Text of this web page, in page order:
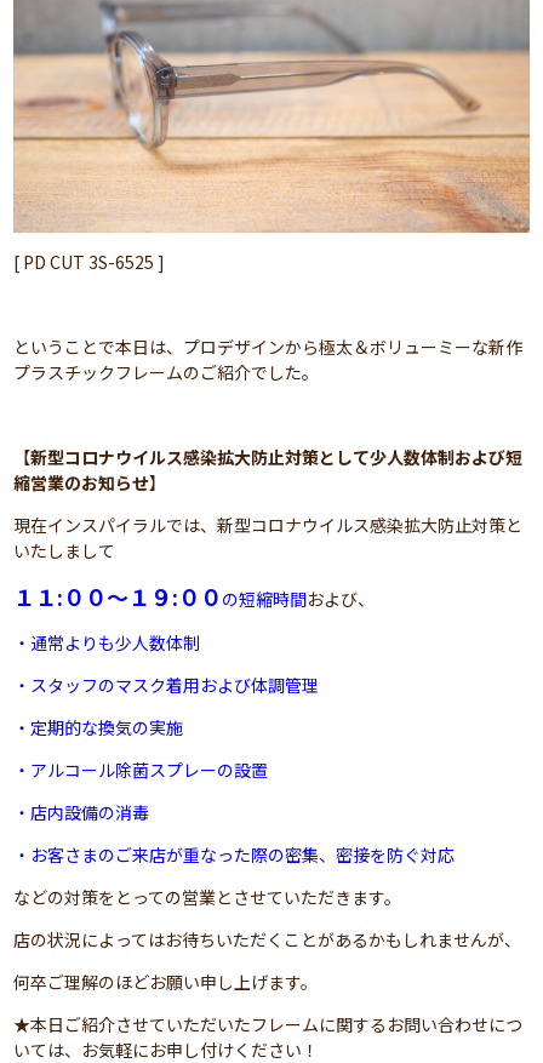
[ PD CUT 3S-6525 ]
ということで本日は、プロデザインから極太＆ボリューミーな新作
プラスチックフレームのご紹介でした。
【新型コロナウイルス感染拡大防止対策として少人数体制および短
縮営業のお知らせ】
現在インスパイラルでは、新型コロナウイルス感染拡大防止対策と
いたしまして
１１:００～１９:００ の短縮時間および、
・通常よりも少人数体制
・スタッフのマスク着用および体調管理
・定期的な換気の実施
・アルコール除菌スプレーの設置
・店内設備の消毒
・お客さまのご来店が重なった際の密集、密接を防ぐ対応
などの対策をとっての営業とさせていただきます。
店の状況によってはお待ちいただくことがあるかもしれませんが、
何卒ご理解のほどお願い申し上げます。
★本日ご紹介させていただいたフレームに関するお問い合わせにつ
いては、お気軽にお申し付けください！